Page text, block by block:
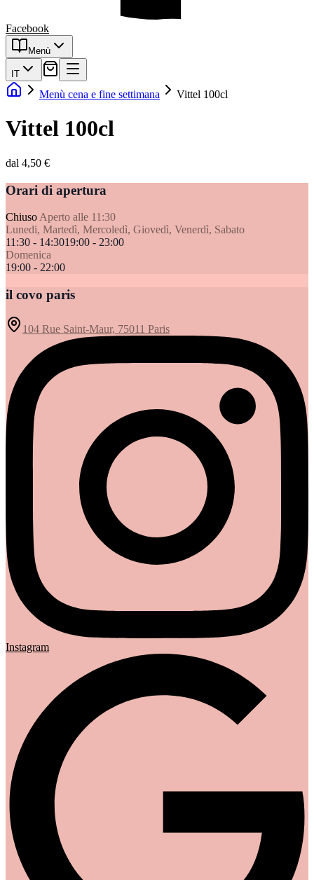
Facebook
Menù
IT
Menù cena e fine settimana Vittel 100cl
Vittel 100cl
dal 4,50 €
Orari di apertura
Chiuso Aperto alle 11:30
Lunedi, Martedì, Mercoledì, Giovedì, Venerdì, Sabato
11:30 - 14:3019:00 - 23:00
Domenica
19:00 - 22:00
il covo paris
104 Rue Saint-Maur, 75011 Paris
Instagram